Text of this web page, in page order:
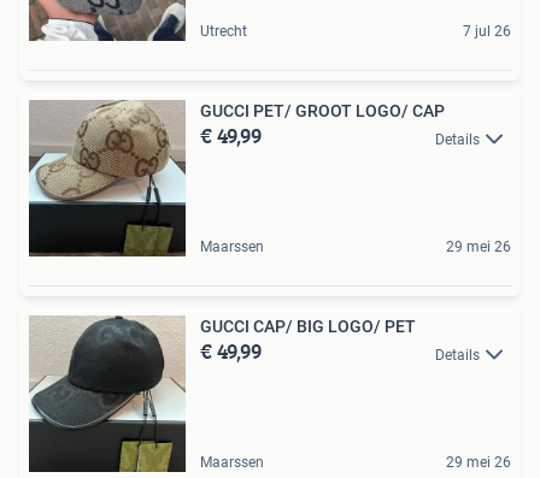
Utrecht 7 jul 26
GUCCI PET/ GROOT LOGO/ CAP
€ 49,99 Details
Maarssen 29 mei 26
GUCCI CAP/ BIG LOGO/ PET
€ 49,99 Details
Maarssen 29 mei 26